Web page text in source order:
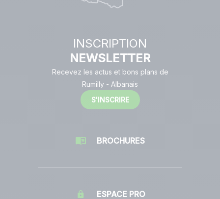
INSCRIPTION
NEWSLETTER
Recevez les actus et bons plans de
Rumilly - Albanais
S'INSCRIRE
BROCHURES
ESPACE PRO